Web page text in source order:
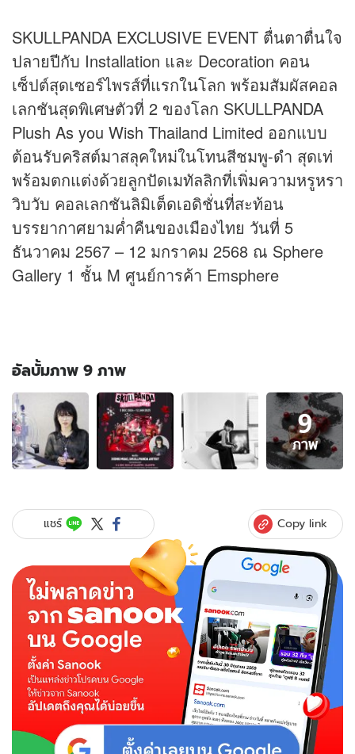
SKULLPANDA EXCLUSIVE EVENT ตื่นตาตื่นใจ
ปลายปีกับ Installation และ Decoration คอน
เซ็ปต์สุดเซอร์ไพรส์ที่แรกในโลก พร้อมสัมผัสคอล
เลกชันสุดพิเศษตัวที่ 2 ของโลก SKULLPANDA
Plush As you Wish Thailand Limited ออกแบบ
ต้อนรับคริสต์มาสลุคใหม่ในโทนสีชมพู-ดำ สุดเท่
พร้อมตกแต่งด้วยลูกปัดเมทัลลิกที่เพิ่มความหรูหรา
วิบวับ คอลเลกชันลิมิเต็ดเอดิชั่นที่สะท้อน
บรรยากาศยามค่ำคืนของเมืองไทย วันที่ 5
ธันวาคม 2567 – 12 มกราคม 2568 ณ Sphere
Gallery 1 ชั้น M ศูนย์การค้า Emsphere
อัลบั้มภาพ 9 ภาพ
อัลบั้ม
ภาพ
9
ภาพ
ของ
Miao
นัก
อาร์ต
ทอย
SKULLPANDA
เจ้าของ
สถิติ
ยอด
ขาย
เร็ว
ของ
Pop
9
ภาพ
แชร์ Copy link